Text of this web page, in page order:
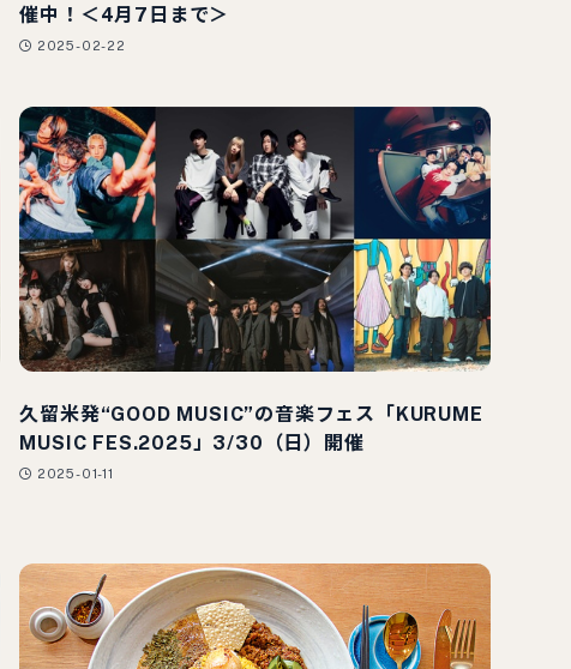
催中！＜4月7日まで＞
2025-02-22
久留米発“GOOD MUSIC”の音楽フェス「KURUME
MUSIC FES.2025」3/30（日）開催
2025-01-11